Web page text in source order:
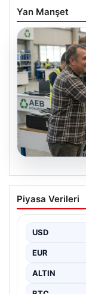
Yan Manşet
Hizmetleri
envanterlerini
Yapılan
Piyasa Verileri
USD
EUR
ALTIN